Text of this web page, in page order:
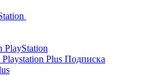
PlayStation
Подписка